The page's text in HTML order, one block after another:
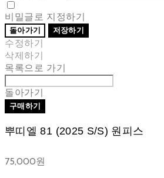
비밀글로 지정하기
돌아가기 저장하기
수정하기
삭제하기
목록으로 가기
돌아가기
구매하기
뿌띠엘 81 (2025 S/S) 원피스
75,000원